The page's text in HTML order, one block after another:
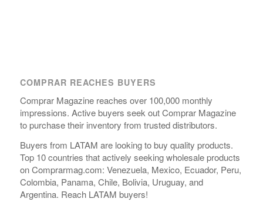
COMPRAR REACHES BUYERS
Comprar Magazine reaches over 100,000 monthly
impressions. Active buyers seek out Comprar Magazine
to purchase their inventory from trusted distributors.
Buyers from LATAM are looking to buy quality products.
Top 10 countries that actively seeking wholesale products
on Comprarmag.com: Venezuela, Mexico, Ecuador, Peru,
Colombia, Panama, Chile, Bolivia, Uruguay, and
Argentina. Reach LATAM buyers!